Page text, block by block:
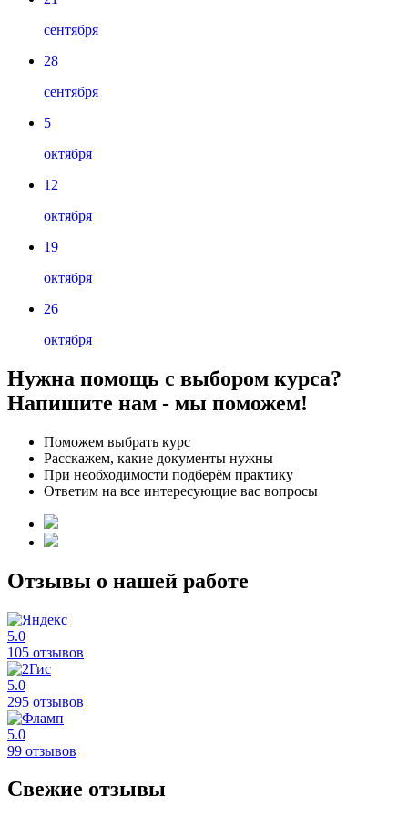
сентября
28
сентября
5
октября
12
октября
19
октября
26
октября
Нужна помощь с выбором курса?
Напишите нам - мы поможем!
Поможем выбрать курс
Расскажем, какие документы нужны
При необходимости подберём практику
Ответим на все интересующие вас вопросы
Отзывы о нашей работе
5.0
105 отзывов
5.0
295 отзывов
5.0
99 отзывов
Свежие отзывы